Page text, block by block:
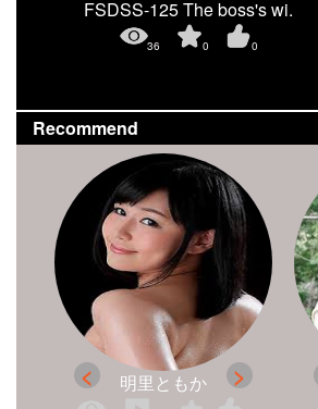
FSDSS-125 The boss's wi.
36 0 0
Recommend
明里ともか